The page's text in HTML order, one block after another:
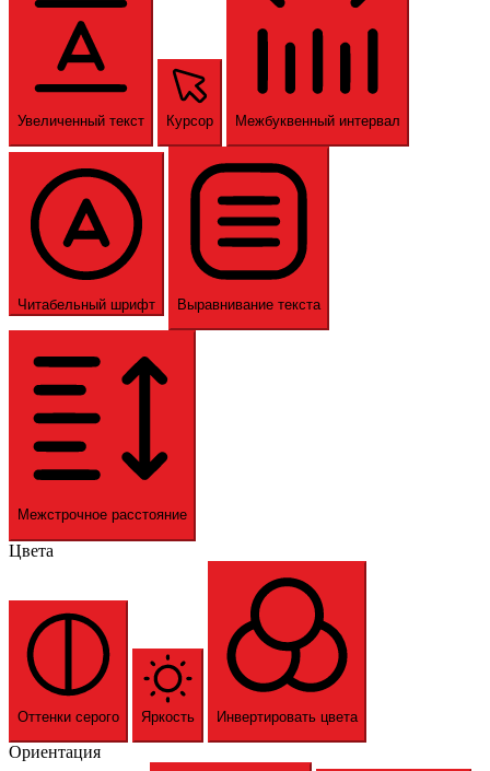
Увеличенный текст Курсор Межбуквенный интервал
Читабельный шрифт Выравнивание текста
Межстрочное расстояние
Цвета
Оттенки серого Яркость Инвертировать цвета
Ориентация